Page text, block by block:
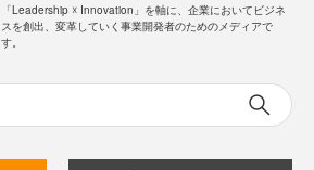
「Leadership ☓ Innovation」を軸に、企業においてビジネ
スを創出、変革していく事業開発者のためのメディアで
す。